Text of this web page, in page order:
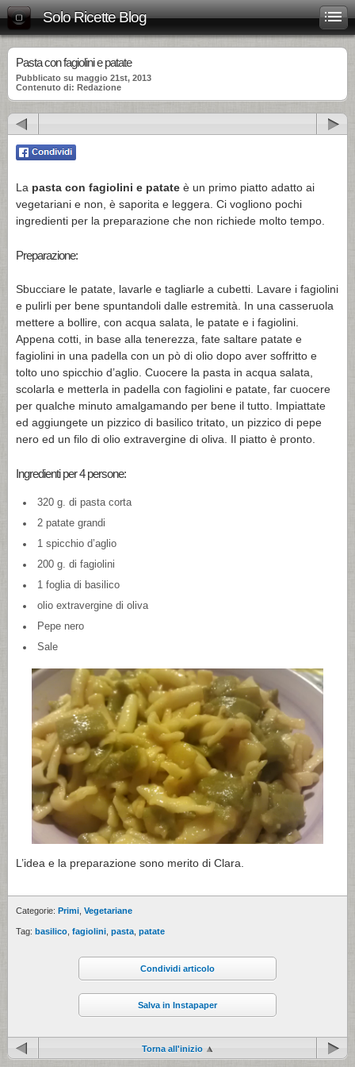
Solo Ricette Blog
Pasta con fagiolini e patate
Pubblicato su maggio 21st, 2013
Contenuto di: Redazione
La pasta con fagiolini e patate è un primo piatto adatto ai
vegetariani e non, è saporita e leggera. Ci vogliono pochi
ingredienti per la preparazione che non richiede molto tempo.
Preparazione:
Sbucciare le patate, lavarle e tagliarle a cubetti. Lavare i fagiolini
e pulirli per bene spuntandoli dalle estremità. In una casseruola
mettere a bollire, con acqua salata, le patate e i fagiolini.
Appena cotti, in base alla tenerezza, fate saltare patate e
fagiolini in una padella con un pò di olio dopo aver soffritto e
tolto uno spicchio d’aglio. Cuocere la pasta in acqua salata,
scolarla e metterla in padella con fagiolini e patate, far cuocere
per qualche minuto amalgamando per bene il tutto. Impiattate
ed aggiungete un pizzico di basilico tritato, un pizzico di pepe
nero ed un filo di olio extravergine di oliva. Il piatto è pronto.
Ingredienti per 4 persone:
320 g. di pasta corta
2 patate grandi
1 spicchio d’aglio
200 g. di fagiolini
1 foglia di basilico
olio extravergine di oliva
Pepe nero
Sale
L’idea e la preparazione sono merito di Clara.
Categorie: Primi Vegetariane
Tag: basilico fagiolini pasta patate
Condividi articolo
Salva in Instapaper
Torna all'inizio